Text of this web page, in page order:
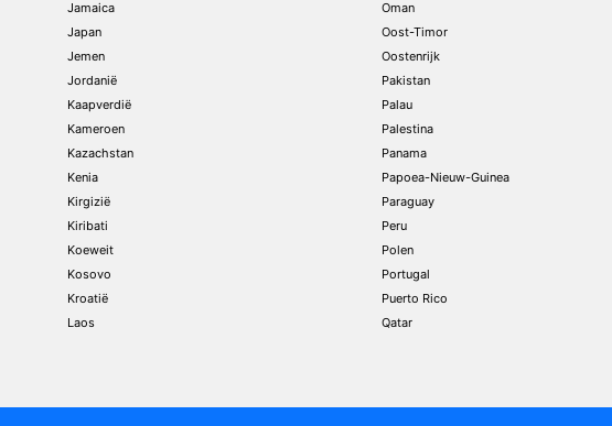
Jamaica
Japan
Jemen
Jordanië
Kaapverdië
Kameroen
Kazachstan
Kenia
Kirgizië
Kiribati
Koeweit
Kosovo
Kroatië
Laos
Oman
Oost-Timor
Oostenrijk
Pakistan
Palau
Palestina
Panama
Papoea-Nieuw-Guinea
Paraguay
Peru
Polen
Portugal
Puerto Rico
Qatar